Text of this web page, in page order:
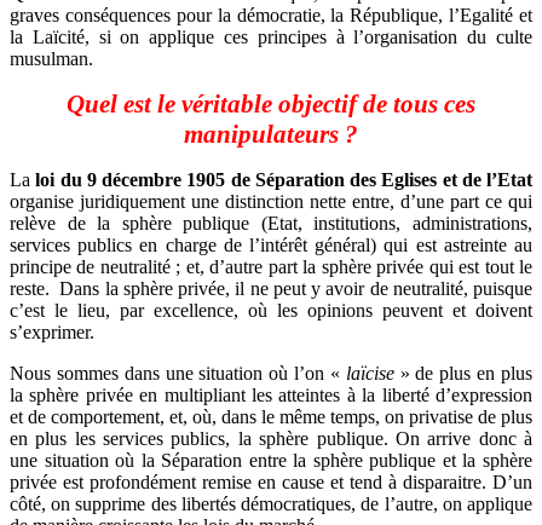
graves conséquences pour la démocratie, la République, l’Egalité et
la Laïcité, si on applique ces principes à l’organisation du culte
musulman.
Quel est le véritable objectif de tous ces
manipulateurs ?
Laloi du 9 décembre 1905 de Séparation des Eglises et de l’Etat
organise juridiquement une distinction nette entre, d’une part ce qui
relève de la sphère publique (Etat, institutions, administrations,
services publics en charge de l’intérêt général) qui est astreinte au
principe de neutralité ; et, d’autre part la sphère privée qui est tout le
reste. Dans la sphère privée, il ne peut y avoir de neutralité, puisque
c’est le lieu, par excellence, où les opinions peuvent et doivent
s’exprimer.
Nous sommes dans une situation où l’on « laïcise» de plus en plus
la sphère privée en multipliant les atteintes à la liberté d’expression
et de comportement, et, où, dans le même temps, on privatise de plus
en plus les services publics, la sphère publique. On arrive donc à
une situation où la Séparation entre la sphère publique et la sphère
privée est profondément remise en cause et tend à disparaitre. D’un
côté, on supprime des libertés démocratiques, de l’autre, on applique